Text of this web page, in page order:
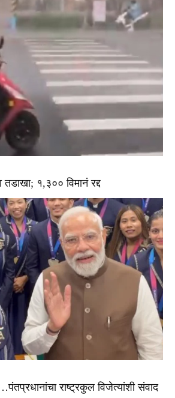
तडाखा; १,३०० विमानं रद्द
राष्ट्रकुल विजेत्यांशी संवाद